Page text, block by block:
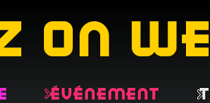
on
Événement